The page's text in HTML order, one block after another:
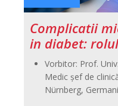
Complicatii
in diabet:
Vorbitor: Prof.
Medic şef de
Nürnberg,